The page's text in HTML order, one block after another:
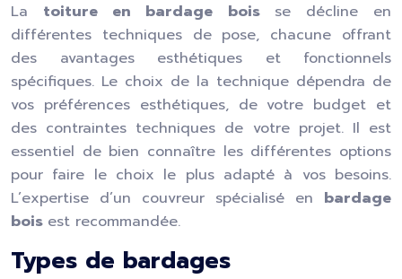
La toiture en bardage bois se décline en
différentes techniques de pose, chacune offrant
des avantages esthétiques et fonctionnels
spécifiques. Le choix de la technique dépendra de
vos préférences esthétiques, de votre budget et
des contraintes techniques de votre projet. Il est
essentiel de bien connaître les différentes options
pour faire le choix le plus adapté à vos besoins.
L’expertise d’un couvreur spécialisé en bardage
bois est recommandée.
Types de bardages